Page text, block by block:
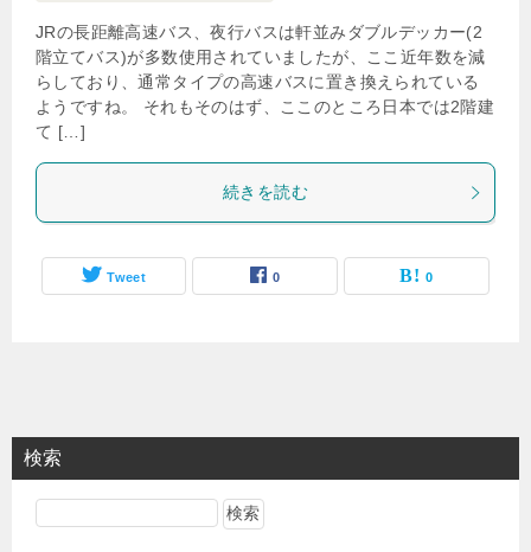
JRの長距離高速バス、夜行バスは軒並みダブルデッカー(2
階立てバス)が多数使用されていましたが、ここ近年数を減
らしており、通常タイプの高速バスに置き換えられている
ようですね。 それもそのはず、ここのところ日本では2階建
て […]
続きを読む
Tweet 0 0
検索